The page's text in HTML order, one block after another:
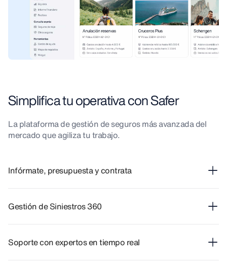
Simplifica tu operativa con Safer
La plataforma de gestión de seguros más avanzada del
mercado que agiliza tu trabajo.
Infórmate, presupuesta y contrata
Gestión de Siniestros 360
Soporte con expertos en tiempo real